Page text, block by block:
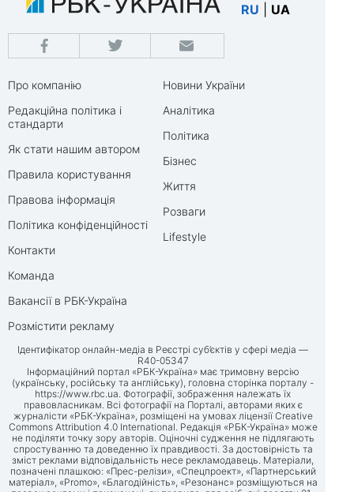
RU UA
Про компанію
Редакційна політика і
стандарти
Як стати нашим автором
Правила користування
Правова інформація
Політика конфіденційності
Контакти
Команда
Вакансії в РБК-Україна
Розмістити рекламу
Новини України
Аналітика
Політика
Бізнес
Життя
Розваги
Lifestyle
Ідентифікатор онлайн-медіа в Реєстрі суб’єктів у сфері медіа —
R40-05347
Інформаційний портал «РБК-Україна» має тримовну версію
(українську, російську та англійську), головна сторінка порталу -
https://www.rbc.ua. Фотографії, зображення належать їх
правовласникам. Всі фотографії на Порталі, авторами яких є
журналісти «РБК-Україна», розміщені на умовах ліцензії Creative
Commons Attribution 4.0 International. Редакція «РБК-Україна» може
не поділяти точку зору авторів. Оціночні судження не підлягають
спростуванню та доведенню їх правдивості. За достовірність та
зміст реклами відповідальність несе рекламодавець. Матеріали,
позначені плашкою: «Прес-релізи», «Спецпроект», «Партнерський
матеріал», «Promo», «Благодійність», «Резонанс» розміщуються на